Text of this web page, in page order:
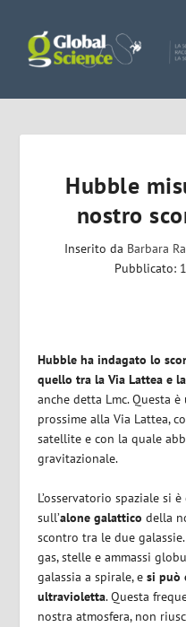
Hubble
nostro
Inserito da Barbara
Pubblicato:
Hubble ha indagato lo
quello tra la Via Lattea e
anche detta Lmc. Questa
prossime alla Via Lattea,
satellite e con la quale
gravitazionale.
L’osservatorio spaziale si
sull’alone galattico della
scontro tra le due
gas, stelle e ammassi
galassia a spirale, esi può
ultravioletta. Questa
nostra atmosfera, non